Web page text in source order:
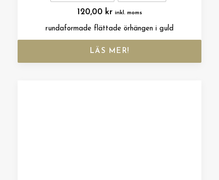
120,00 kr inkl. moms
rundaformade flättade örhängen i guld
LÄS MER!